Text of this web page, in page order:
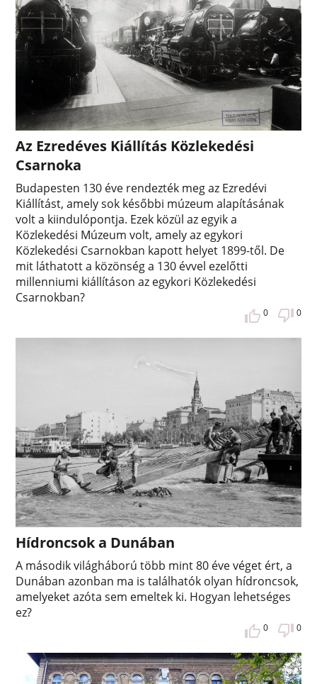
Az Ezredéves Kiállítás Közlekedési
Csarnoka
Budapesten 130 éve rendezték meg az Ezredévi
Kiállítást, amely sok későbbi múzeum alapításának
volt a kiindulópontja. Ezek közül az egyik a
Közlekedési Múzeum volt, amely az egykori
Közlekedési Csarnokban kapott helyet 1899-től. De
mit láthatott a közönség a 130 évvel ezelőtti
millenniumi kiállításon az egykori Közlekedési
Csarnokban?
0 0
Hídroncsok a Dunában
A második világháború több mint 80 éve véget ért, a
Dunában azonban ma is találhatók olyan hídroncsok,
amelyeket azóta sem emeltek ki. Hogyan lehetséges
ez?
0 0